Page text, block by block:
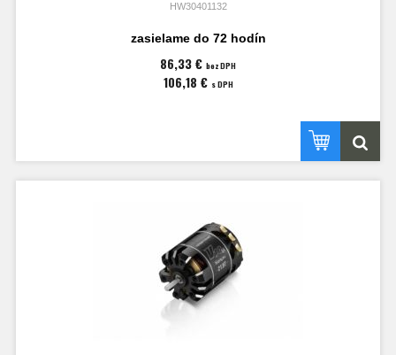
HW30401132
zasielame do 72 hodín
86,33 € bez DPH
106,18 € s DPH